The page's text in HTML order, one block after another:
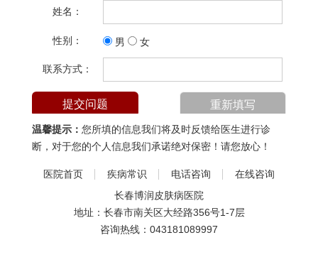
姓名：
性别： 男 女
联系方式：
温馨提示： 您所填的信息我们将及时反馈给医生进行诊
断，对于您的个人信息我们承诺绝对保密！请您放心！
医院首页 疾病常识 电话咨询
在线咨询
长春博润皮肤病医院
地址：长春市南关区大经路356号1-7层
咨询热线： 043181089997